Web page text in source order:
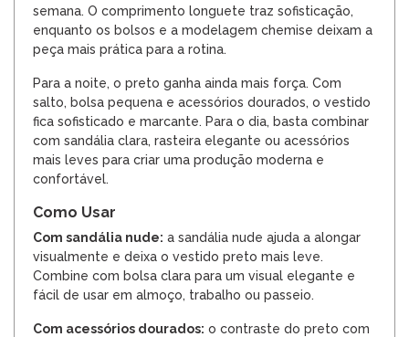
semana. O comprimento longuete traz sofisticação,
enquanto os bolsos e a modelagem chemise deixam a
peça mais prática para a rotina.
Para a noite, o preto ganha ainda mais força. Com
salto, bolsa pequena e acessórios dourados, o vestido
fica sofisticado e marcante. Para o dia, basta combinar
com sandália clara, rasteira elegante ou acessórios
mais leves para criar uma produção moderna e
confortável.
Como Usar
Com sandália nude: a sandália nude ajuda a alongar
visualmente e deixa o vestido preto mais leve.
Combine com bolsa clara para um visual elegante e
fácil de usar em almoço, trabalho ou passeio.
Com acessórios dourados: o contraste do preto com